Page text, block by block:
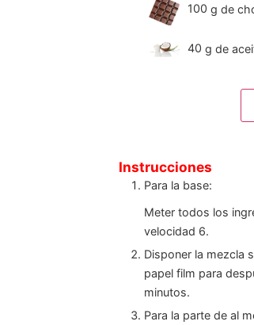
100 g de
40 g de
Instrucciones
Para la base:
Meter todos los
velocidad 6.
Disponer la mezcla
papel film para
minutos.
Para la parte de al